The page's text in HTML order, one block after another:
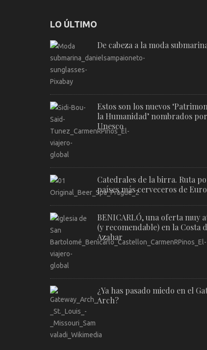
LO ÚLTIMO
De cabeza a la moda
Estos son los nuevos
la Humanidad’ nombrados
Unesco
Catedrales de la birra. Ruta
países más cerveceros de
BENICARLÓ, una oferta muy
(y recomendable) en la Costa
Azahar
¿Ya has pasado miedo en el
Arch?